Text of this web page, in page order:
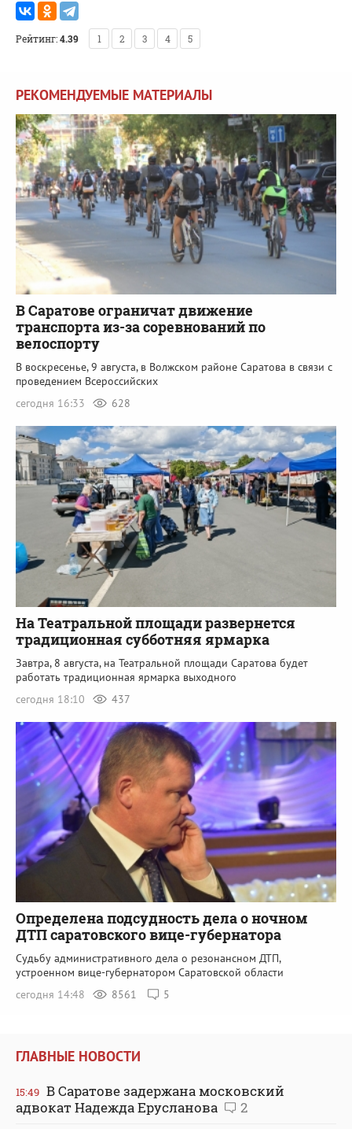
Рейтинг:4.39 1 2 3 4 5
РЕКОМЕНДУЕМЫЕ МАТЕРИАЛЫ
В Саратове ограничат движение
транспорта из-за соревнований по
велоспорту
В воскресенье, 9 августа, в Волжском районе Саратова в связи с
проведением Всероссийских
сегодня 16:33
628
На Театральной площади развернется
традиционная субботняя ярмарка
Завтра, 8 августа, на Театральной площади Саратова будет
работать традиционная ярмарка выходного
сегодня 18:10
437
Определена подсудность дела о ночном
ДТП саратовского вице-губернатора
Судьбу административного дела о резонансном ДТП,
устроенном вице-губернатором Саратовской области
сегодня 14:48
8561 5
ГЛАВНЫЕ НОВОСТИ
15:49 В Саратове задержана московский
адвокат Надежда Ерусланова
2